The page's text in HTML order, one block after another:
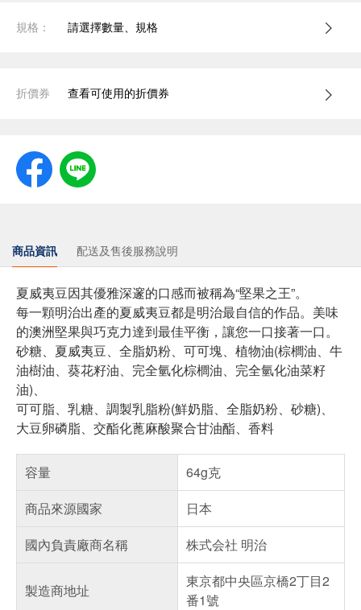
規格： 請選擇數量、規格
折價券 查看可使用的折價券
商品資訊 配送及售後服務說明
夏威夷豆因其優雅深邃的口感而被稱為“堅果之王”。​
每一顆明治出產的夏威夷豆都是明治最自信的作品。美味
的澳洲堅果與巧克力達到最佳平衡，讓您一口接著一口。​
砂糖、夏威夷豆、全脂奶粉、可可塊、植物油(棕櫚油、牛
油樹油、葵花籽油、完全氫化棕櫚油、完全氫化油菜籽
油)、
可可脂、乳糖、調製乳脂粉(鮮奶脂、全脂奶粉、砂糖)、
大豆卵磷脂、交酯化蓖麻酸聚合甘油酯、香料
容量
64g克
商品來源國家
日本
國內負責廠商名稱
株式会社 明治
製造商地址
東京都中央區京橋2丁目2
番1號